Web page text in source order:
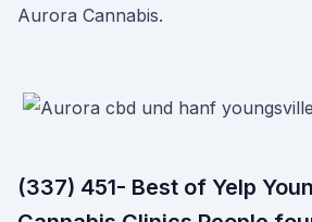
Aurora Cannabis.
(337) 451- Best of Yelp